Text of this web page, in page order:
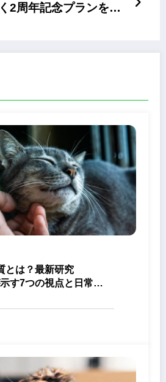
2周年記念プランを発
とは？最新研究
す7つの視点と日常の